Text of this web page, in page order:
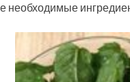
необходимые